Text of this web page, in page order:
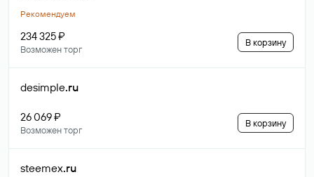
Рекомендуем
234 325 ₽
Возможен торг
В корзину
desimple.ru
26 069 ₽
Возможен торг
В корзину
steemex.ru